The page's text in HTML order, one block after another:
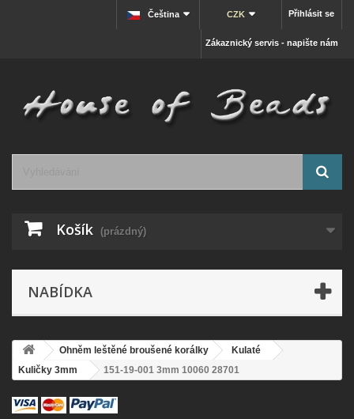
Přihlásit se
CZK
Čeština
Zákaznický servis - napište nám
Košík (prázdný)
NABÍDKA
Ohněm leštěné broušené korálky
Kulaté
Kuličky 3mm
151-19-001 3mm 10060 28701